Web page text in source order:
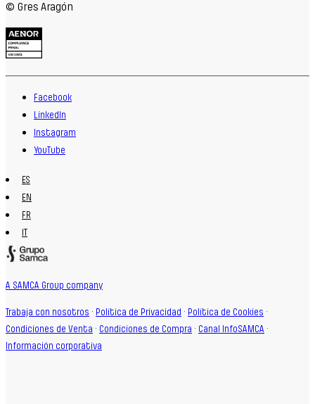
© Gres Aragón
Facebook
LinkedIn
Instagram
YouTube
ES
EN
FR
A SAMCA Group company
Trabaja con nosotros · Política de Privacidad · Política de Cookies ·
Condiciones de Venta · Condiciones de Compra · Canal InfoSAMCA ·
Información corporativa